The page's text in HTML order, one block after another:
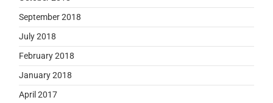
September 2018
July 2018
February 2018
January 2018
April 2017